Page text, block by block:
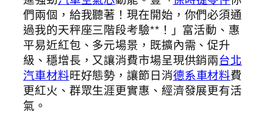
們兩個，給我聽著！現在開始，你們必須通
過我的天秤座三階段考驗**！」富活動、惠
平易近紅包、多元場景，既擴內需、促升
級、穩增長，又讓消費市場呈現供銷兩台北
汽車材料旺好態勢，讓節日消德系車材料費
更紅火、群眾生涯更實惠、經濟發展更有活
氣。